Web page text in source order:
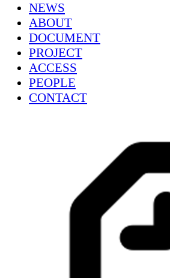
NEWS
ABOUT
DOCUMENT
PROJECT
ACCESS
PEOPLE
CONTACT